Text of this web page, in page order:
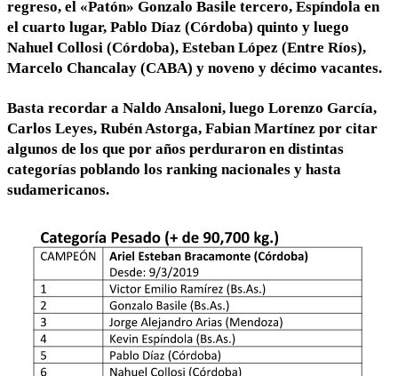
regreso, el «Patón» Gonzalo Basile tercero, Espíndola en
el cuarto lugar, Pablo Díaz (Córdoba) quinto y luego
Nahuel Collosi (Córdoba), Esteban López (Entre Ríos),
Marcelo Chancalay (CABA) y noveno y décimo vacantes.
Basta recordar a Naldo Ansaloni, luego Lorenzo García,
Carlos Leyes, Rubén Astorga, Fabian Martínez por citar
algunos de los que por años perduraron en distintas
categorías poblando los ranking nacionales y hasta
sudamericanos.